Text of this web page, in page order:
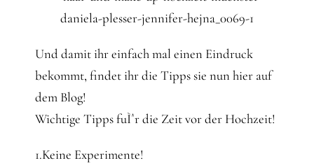
Und damit ihr einfach mal einen Eindruck
bekommt, findet ihr die Tipps sie nun hier auf
dem Blog!
Wichtige Tipps fuÌˆr die Zeit vor der Hochzeit!
1.Keine Experimente!